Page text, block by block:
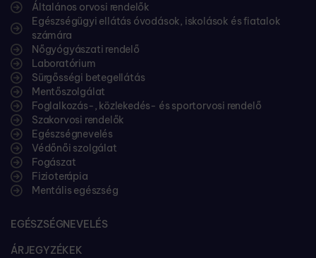
Általános orvosi rendelők
Egészségügyi ellátás óvodások, iskolások és fiatalok
számára
Nőgyógyászati rendelő
Laboratórium
Sürgősségi betegellátás
Mentőszolgálat
Foglalkozás-, közlekedés- és sportorvosi rendelő
Szakorvosi rendelők
Egészségnevelés
Védőnői szolgálat
Fogászat
Fizioterápia
Mentális egészség
EGÉSZSÉGNEVELÉS
ÁRJEGYZÉKEK